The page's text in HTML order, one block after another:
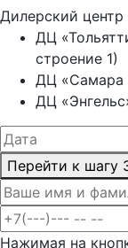
Дилерский центр
ДЦ
строение 1)
ДЦ «Самара
ДЦ
Перейти к шагу
Нажимая на